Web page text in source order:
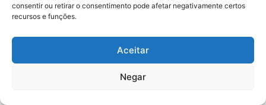
consentir ou retirar o consentimento pode afetar negativamente certos
recursos e funções.
Aceitar
Negar